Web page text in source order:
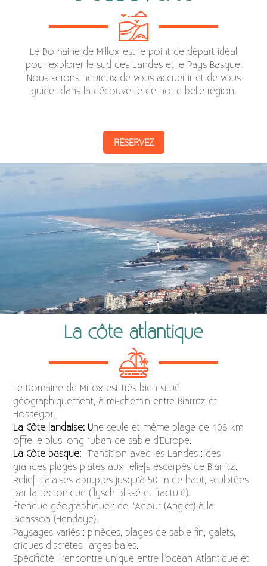
Le Domaine de Millox est le point de départ idéal
pour explorer le sud des Landes et le Pays Basque.
Nous serons heureux de vous accueillir et de vous
guider dans la découverte de notre belle région.
RÉSERVEZ
La côte atlantique
Le Domaine de Millox est très bien situé
géographiquement, à mi-chemin entre Biarritz et
Hossegor.
La Côte landaise: Une seule et même plage de 106 km
offre le plus long ruban de sable d'Europe.
La Côte basque: Transition avec les Landes : des
grandes plages plates aux reliefs escarpés de Biarritz.
Relief : falaises abruptes jusqu’à 50 m de haut, sculptées
par la tectonique (flysch plissé et fracturé).
Étendue géographique : de l’Adour (Anglet) à la
Bidassoa (Hendaye).
Paysages variés : pinèdes, plages de sable fin, galets,
criques discrètes, larges baies.
Spécificité : rencontre unique entre l’océan Atlantique et